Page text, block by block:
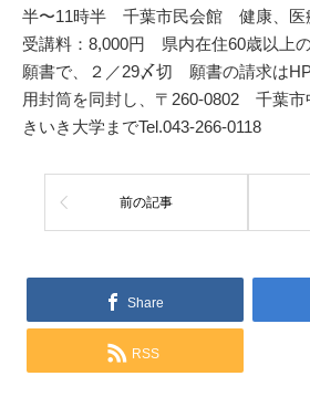
半〜11時半 千葉市民会館 健康、医
受講料：8,000円 県内在住60歳以
願書で、２／29〆切 願書の請求は
用封筒を同封し、〒260-0802 千葉
きいき大学までTel.043-266-0118
前の記事
Share
RSS